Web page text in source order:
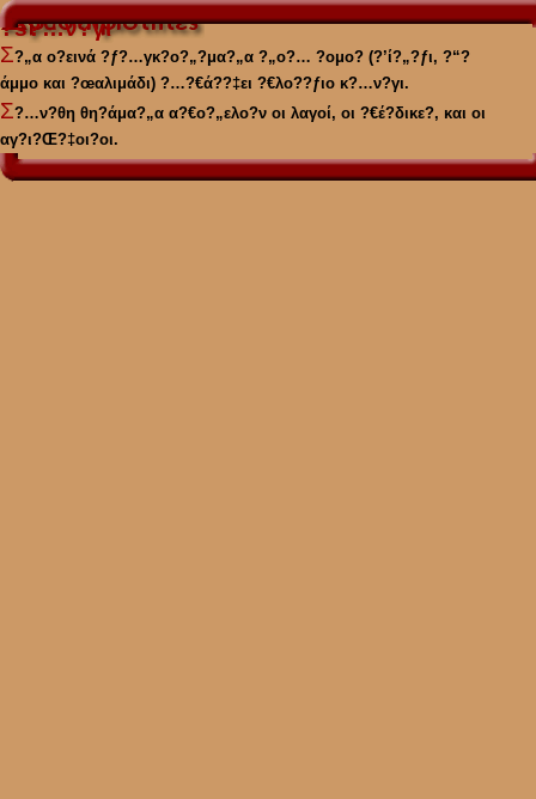
?š?…ν?γι
Σ?„α ο?εινά ?ƒ?…γκ?ο?„?μα?„α ?„ο?… ?ομο? (?’ί?„?ƒι, ?“?
άμμο και ?œαλιμάδι) ?…?€ά??‡ει ?€λο??ƒιο κ?…ν?γι.
Σ?…ν?θη θη?άμα?„α α?€ο?„ελο?ν οι λαγοί, οι ?€έ?δικε?‚ και οι
αγ?ι?Œ?‡οι?οι.